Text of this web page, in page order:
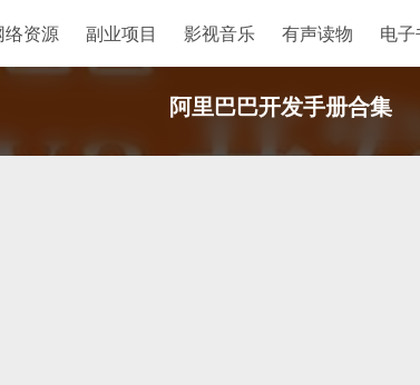
络资源 副业项目 影视音乐 有声读物 电子
阿里巴巴开发手册合集